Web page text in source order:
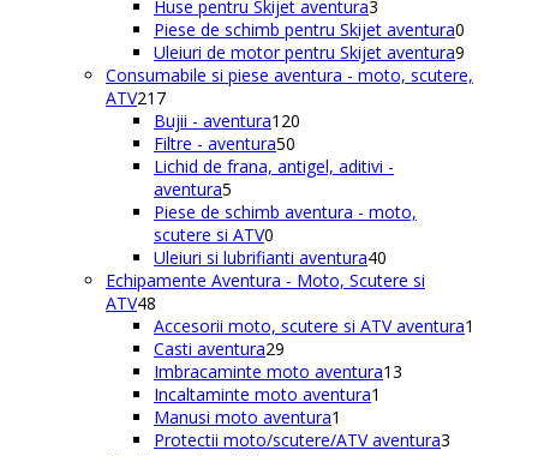
produse
Huse pentru Skijet aventura3
produse
Piese de schimb pentru Skijet aventura0
Uleiuri de motor pentru Skijet aventura9
produse
Consumabile si piese aventura - moto, scutere,
ATV217217
produse
Bujii - aventura120
produse
Filtre - aventura50
de
Lichid de frana, antigel, aditivi -
aventura5
produse
Piese de schimb aventura - moto,
scutere si ATV0
produse
Uleiuri si lubrifianti aventura40
de
Echipamente Aventura - Moto, Scutere si
ATV48
de
produse
Accesorii moto, scutere si ATV aventura1
Casti aventura29
de
produse
Imbracaminte moto aventura13
Incaltaminte moto aventura1
Manusi moto aventura1
produs
Protectii moto/scutere/ATV aventura3